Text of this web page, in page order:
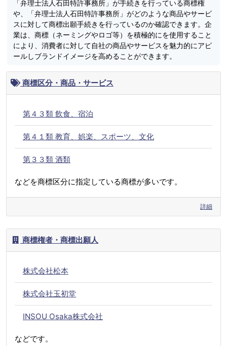
「弁理士法人石田特許事務所」が手続きを行っている商標権
や、「弁理士法人石田特許事務所」がどのような商品やサービ
スに対して商標出願手続きを行っているのか確認できます。企
業は、商標（ネーミングやロゴ等）を積極的にを使用すること
により、消費者に対して自社の商品やサービスを魅力的にアピ
ールしブランドイメージを高めることができます。
商標区分・商品・サービス
第４３類 飲食、宿泊
第４１類 教育、娯楽、スポーツ、文化
第３３類 酒類
などを商標区分に指定している商標が多いです。
詳細
商標権者・商標出願人
株式会社松本
株式会社玉初堂
INSOU Osaka株式会社
などです。